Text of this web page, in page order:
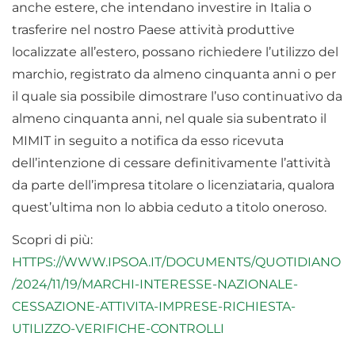
anche estere, che intendano investire in Italia o
trasferire nel nostro Paese attività produttive
localizzate all’estero, possano richiedere l’utilizzo del
marchio, registrato da almeno cinquanta anni o per
il quale sia possibile dimostrare l’uso continuativo da
almeno cinquanta anni, nel quale sia subentrato il
MIMIT in seguito a notifica da esso ricevuta
dell’intenzione di cessare definitivamente l’attività
da parte dell’impresa titolare o licenziataria, qualora
quest’ultima non lo abbia ceduto a titolo oneroso.
Scopri di più:
HTTPS://WWW.IPSOA.IT/DOCUMENTS/QUOTIDIANO
/2024/11/19/MARCHI-INTERESSE-NAZIONALE-
CESSAZIONE-ATTIVITA-IMPRESE-RICHIESTA-
UTILIZZO-VERIFICHE-CONTROLLI